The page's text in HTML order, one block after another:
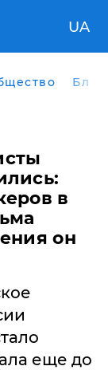
UA
в
он
еще до